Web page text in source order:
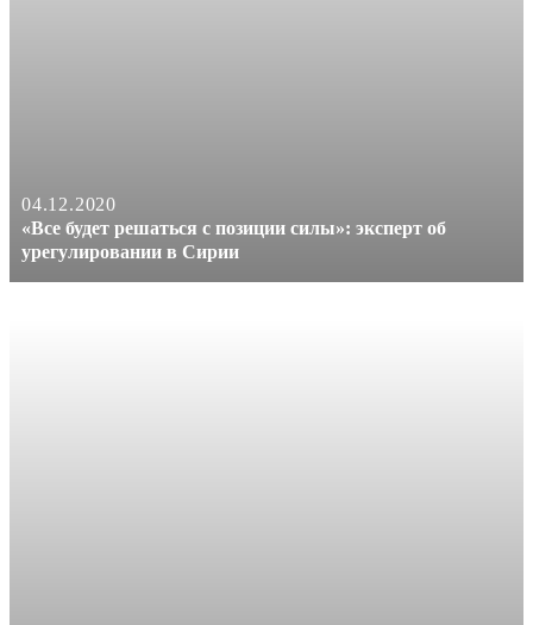
04.12.2020
«Все будет решаться с позиции силы»: эксперт об
урегулировании в Сирии